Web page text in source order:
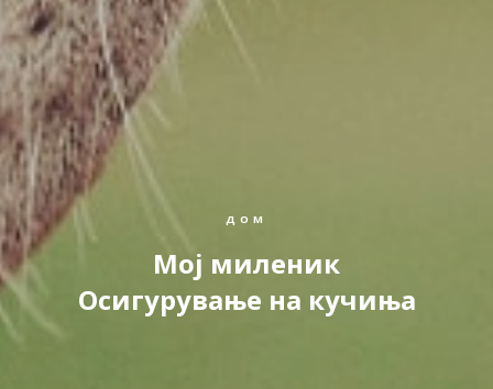
ДОМ
Moj миленик
Осигурување на кучиња